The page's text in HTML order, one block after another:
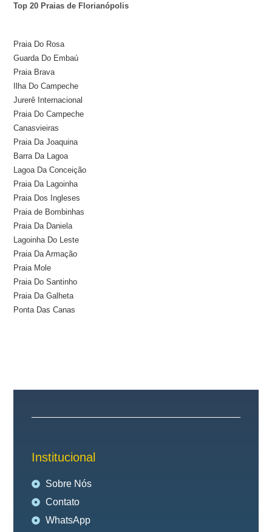
Top 20 Praias de Florianópolis
Praia Do Rosa
Guarda Do Embaú
Praia Brava
Ilha Do Campeche
Jurerê Internacional
Praia Do Campeche
Canasvieiras
Praia Da Joaquina
Barra Da Lagoa
Lagoa Da Conceição
Praia Da Lagoinha
Praia Dos Ingleses
Praia de Bombinhas
Praia Da Daniela
Lagoinha Do Leste
Praia Da Armação
Praia Mole
Praia Do Santinho
Praia Da Galheta
Ponta Das Canas
Institucional
Sobre Nós
Contato
WhatsApp